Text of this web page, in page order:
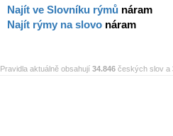
Najít ve Slovníku rýmů náram
Najít rýmy na slovo náram
Pravidla aktuálně obsahují 34.846 českých slov a